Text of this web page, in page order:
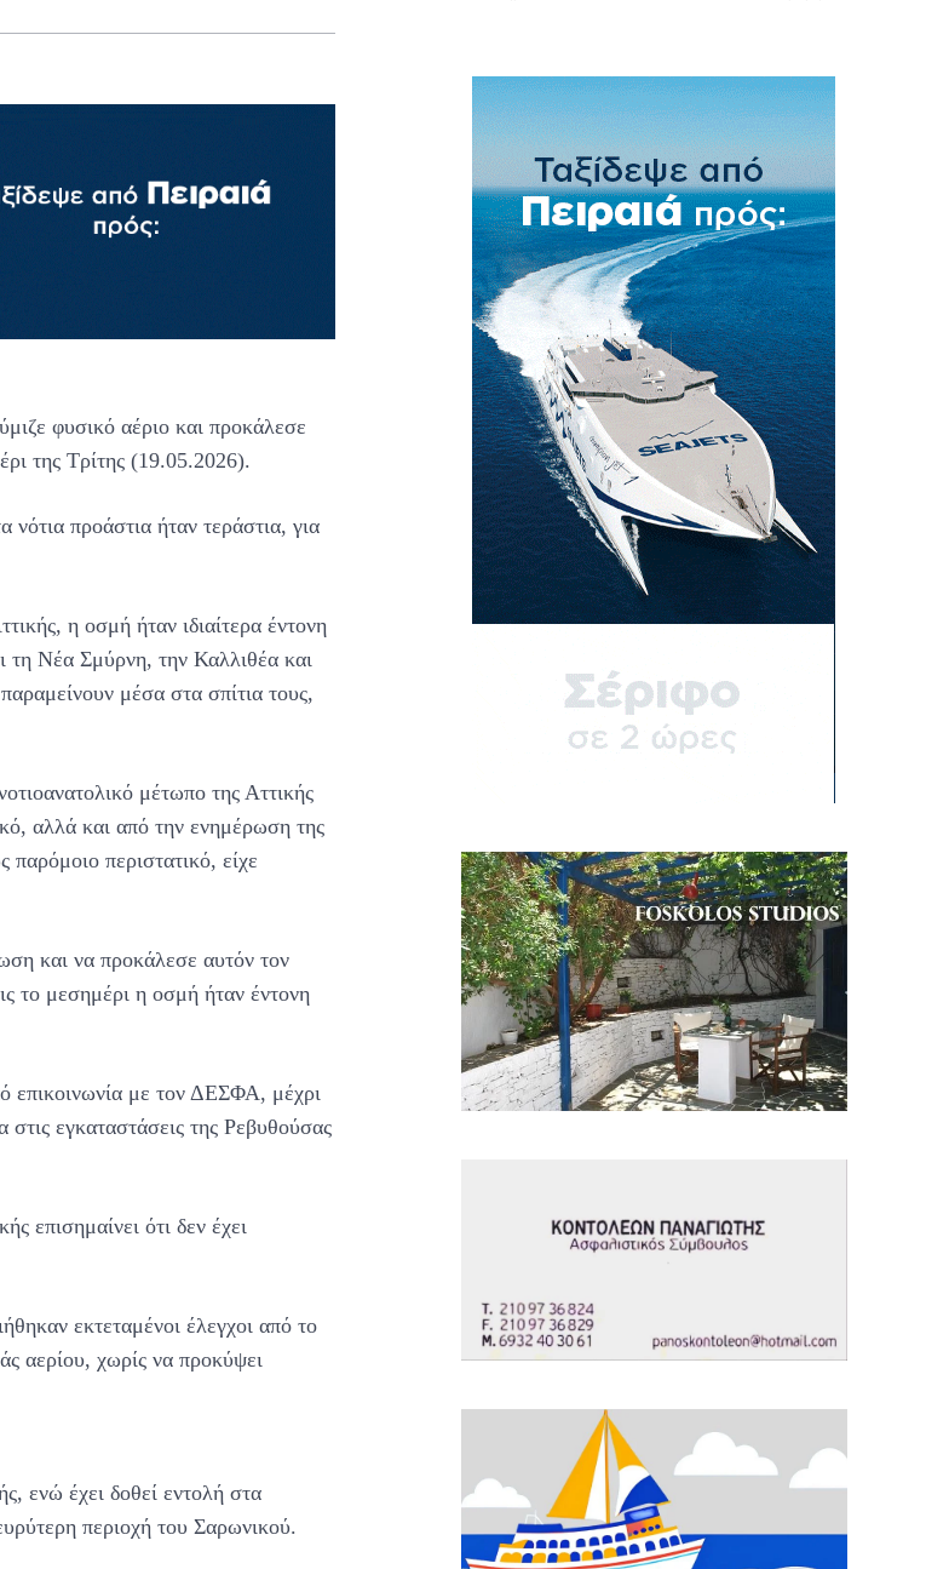
φυσικό αέριο και προκάλεσε
της Τρίτης (19.05.2026).
προάστια ήταν τεράστια, για
η οσμή ήταν ιδιαίτερα έντονη
τη Νέα Σμύρνη, την Καλλιθέα και
μέσα στα σπίτια τους,
μέτωπο της Αττικής
αλλά και από την ενημέρωση της
περιστατικό, είχε
και να προκάλεσε αυτόν τον
το μεσημέρι η οσμή ήταν έντονη
επικοινωνία με τον ΔΕΣΦΑ, μέχρι
στις εγκαταστάσεις της Ρεβυθούσας
επισημαίνει ότι δεν έχει
εκτεταμένοι έλεγχοι από το
αερίου, χωρίς να προκύψει
ενώ έχει δοθεί εντολή στα
περιοχή του Σαρωνικού.